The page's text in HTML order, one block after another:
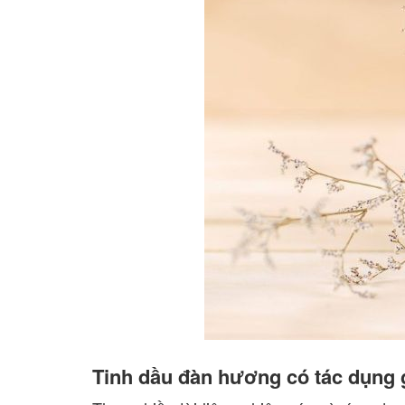
Tinh dầu đàn hương có tác dụng